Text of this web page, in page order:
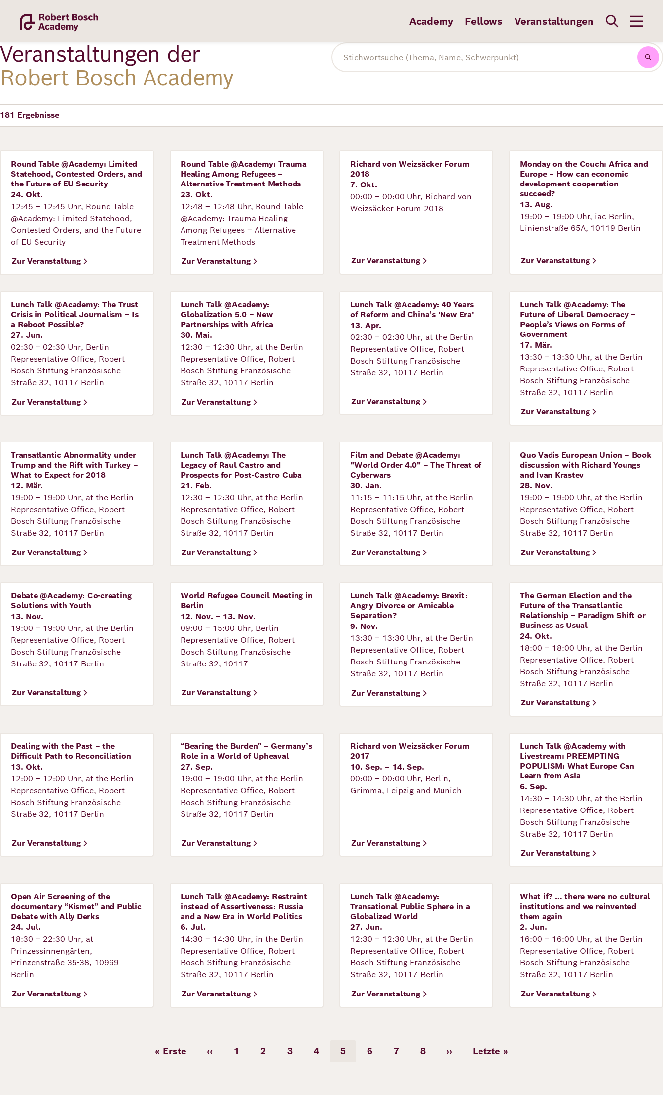
Inhalt
Academy Fellows Veranstaltungen
Academy
Fellowship
Fellows
Richard
von
Weizsäcker
Forum
Veranstaltungen
Perspectives
Englisch
Veranstaltungen der
Robert Bosch Academy
Volltextsuche
181 Ergebnisse
Veranstaltung
Round Table @Academy: Limited
Statehood, Contested Orders, and
the Future of EU Security
24. Okt.
12:45 – 12:45 Uhr, Round Table
@Academy: Limited Statehood,
Contested Orders, and the Future
of EU Security
Zur Veranstaltung
Veranstaltung
Round Table @Academy: Trauma
Healing Among Refugees –
Alternative Treatment Methods
23. Okt.
12:48 – 12:48 Uhr, Round Table
@Academy: Trauma Healing
Among Refugees – Alternative
Treatment Methods
Zur Veranstaltung
Veranstaltung
Richard von Weizsäcker Forum
2018
7. Okt.
00:00 – 00:00 Uhr, Richard von
Weizsäcker Forum 2018
Zur Veranstaltung
Veranstaltung
Monday on the Couch: Africa and
Europe – How can economic
development cooperation
succeed?
13. Aug.
19:00 – 19:00 Uhr, iac Berlin,
Linienstraße 65A, 10119 Berlin
Zur Veranstaltung
Veranstaltung
Lunch Talk @Academy: The Trust
Crisis in Political Journalism – Is
a Reboot Possible?
27. Jun.
02:30 – 02:30 Uhr, Berlin
Representative Office, Robert
Bosch Stiftung Französische
Straße 32, 10117 Berlin
Zur Veranstaltung
Veranstaltung
Lunch Talk @Academy:
Globalization 5.0 – New
Partnerships with Africa
30. Mai.
12:30 – 12:30 Uhr, at the Berlin
Representative Office, Robert
Bosch Stiftung Französische
Straße 32, 10117 Berlin
Zur Veranstaltung
Veranstaltung
Lunch Talk @Academy: 40 Years
of Reform and China’s 'New Era'
13. Apr.
02:30 – 02:30 Uhr, at the Berlin
Representative Office, Robert
Bosch Stiftung Französische
Straße 32, 10117 Berlin
Zur Veranstaltung
Veranstaltung
Lunch Talk @Academy: The
Future of Liberal Democracy –
People’s Views on Forms of
Government
17. Mär.
13:30 – 13:30 Uhr, at the Berlin
Representative Office, Robert
Bosch Stiftung Französische
Straße 32, 10117 Berlin
Zur Veranstaltung
Veranstaltung
Transatlantic Abnormality under
Trump and the Rift with Turkey –
What to Expect for 2018
12. Mär.
19:00 – 19:00 Uhr, at the Berlin
Representative Office, Robert
Bosch Stiftung Französische
Straße 32, 10117 Berlin
Zur Veranstaltung
Veranstaltung
Lunch Talk @Academy: The
Legacy of Raul Castro and
Prospects for Post-Castro Cuba
21. Feb.
12:30 – 12:30 Uhr, at the Berlin
Representative Office, Robert
Bosch Stiftung Französische
Straße 32, 10117 Berlin
Zur Veranstaltung
Veranstaltung
Film and Debate @Academy:
"World Order 4.0" – The Threat of
Cyberwars
30. Jan.
11:15 – 11:15 Uhr, at the Berlin
Representative Office, Robert
Bosch Stiftung Französische
Straße 32, 10117 Berlin
Zur Veranstaltung
Veranstaltung
Quo Vadis European Union – Book
discussion with Richard Youngs
and Ivan Krastev
28. Nov.
19:00 – 19:00 Uhr, at the Berlin
Representative Office, Robert
Bosch Stiftung Französische
Straße 32, 10117 Berlin
Zur Veranstaltung
Veranstaltung
Debate @Academy: Co-creating
Solutions with Youth
13. Nov.
19:00 – 19:00 Uhr, at the Berlin
Representative Office, Robert
Bosch Stiftung Französische
Straße 32, 10117 Berlin
Zur Veranstaltung
Veranstaltung
World Refugee Council Meeting in
Berlin
12. Nov. – 13. Nov.
09:00 – 15:00 Uhr, Berlin
Representative Office, Robert
Bosch Stiftung Französische
Straße 32, 10117
Zur Veranstaltung
Veranstaltung
Lunch Talk @Academy: Brexit:
Angry Divorce or Amicable
Separation?
9. Nov.
13:30 – 13:30 Uhr, at the Berlin
Representative Office, Robert
Bosch Stiftung Französische
Straße 32, 10117 Berlin
Zur Veranstaltung
Veranstaltung
The German Election and the
Future of the Transatlantic
Relationship – Paradigm Shift or
Business as Usual
24. Okt.
18:00 – 18:00 Uhr, at the Berlin
Representative Office, Robert
Bosch Stiftung Französische
Straße 32, 10117 Berlin
Zur Veranstaltung
Veranstaltung
Dealing with the Past – the
Difficult Path to Reconciliation
13. Okt.
12:00 – 12:00 Uhr, at the Berlin
Representative Office, Robert
Bosch Stiftung Französische
Straße 32, 10117 Berlin
Zur Veranstaltung
Veranstaltung
“Bearing the Burden” – Germany’s
Role in a World of Upheaval
27. Sep.
19:00 – 19:00 Uhr, at the Berlin
Representative Office, Robert
Bosch Stiftung Französische
Straße 32, 10117 Berlin
Zur Veranstaltung
Veranstaltung
Richard von Weizsäcker Forum
2017
10. Sep. – 14. Sep.
00:00 – 00:00 Uhr, Berlin,
Grimma, Leipzig and Munich
Zur Veranstaltung
Veranstaltung
Lunch Talk @Academy with
Livestream: PREEMPTING
POPULISM: What Europe Can
Learn from Asia
6. Sep.
14:30 – 14:30 Uhr, at the Berlin
Representative Office, Robert
Bosch Stiftung Französische
Straße 32, 10117 Berlin
Zur Veranstaltung
Veranstaltung
Open Air Screening of the
documentary “Kismet” and Public
Debate with Ally Derks
24. Jul.
18:30 – 22:30 Uhr, at
Prinzessinnengärten,
Prinzenstraße 35-38, 10969
Berlin
Zur Veranstaltung
Veranstaltung
Lunch Talk @Academy: Restraint
instead of Assertiveness: Russia
and a New Era in World Politics
6. Jul.
14:30 – 14:30 Uhr, in the Berlin
Representative Office, Robert
Bosch Stiftung Französische
Straße 32, 10117 Berlin
Zur Veranstaltung
Veranstaltung
Lunch Talk @Academy:
Transational Public Sphere in a
Globalized World
27. Jun.
12:30 – 12:30 Uhr, at the Berlin
Representative Office, Robert
Bosch Stiftung Französische
Straße 32, 10117 Berlin
Zur Veranstaltung
Veranstaltung
What if? … there were no cultural
institutions and we reinvented
them again
2. Jun.
16:00 – 16:00 Uhr, at the Berlin
Representative Office, Robert
Bosch Stiftung Französische
Straße 32, 10117 Berlin
Zur Veranstaltung
Erste
« Erste
Vorherige
‹‹ Seite
1 Seite
2 Seite
3 Seite
4 Seite
5 Seite
6 Seite
7 Seite
8
Nächste
››
Letzte
Letzte »